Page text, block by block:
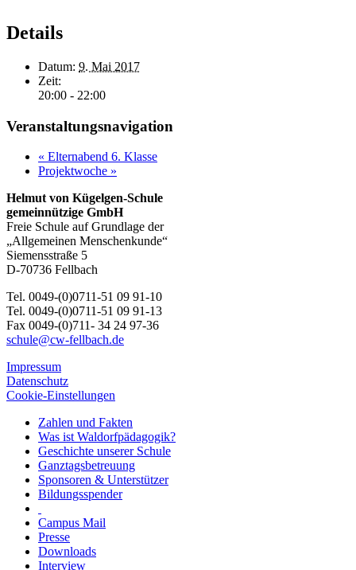
Details
Datum: 9. Mai 2017
Zeit:
20:00 - 22:00
Veranstaltungsnavigation
« Elternabend 6. Klasse
Projektwoche »
Helmut von Kügelgen-Schule
gemeinnützige GmbH
Freie Schule auf Grundlage der
„Allgemeinen Menschenkunde“
Siemensstraße 5
D-70736 Fellbach
Tel. 0049-(0)0711-51 09 91-10
Tel. 0049-(0)0711-51 09 91-13
Fax 0049-(0)711- 34 24 97-36
schule@cw-fellbach.de
Impressum
Datenschutz
Cookie-Einstellungen
Zahlen und Fakten
Was ist Waldorfpädagogik?
Geschichte unserer Schule
Ganztagsbetreuung
Sponsoren & Unterstützer
Bildungsspender
Campus Mail
Presse
Downloads
Interview